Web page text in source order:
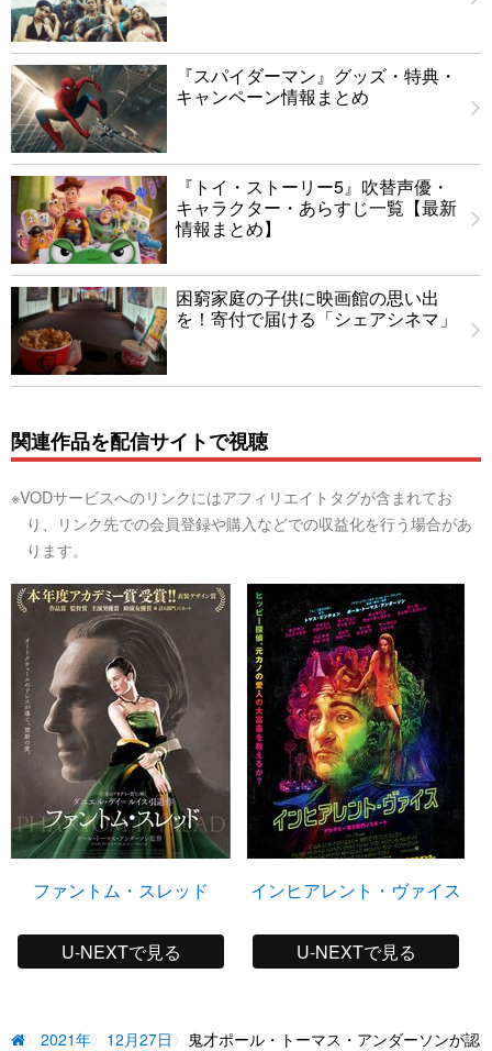
『スパイダーマン』グッズ・特典・
キャンペーン情報まとめ
『トイ・ストーリー5』吹替声優・
キャラクター・あらすじ一覧【最新
情報まとめ】
困窮家庭の子供に映画館の思い出
を！寄付で届ける「シェアシネマ」
関連作品を配信サイトで視聴
※VODサービスへのリンクにはアフィリエイトタグが含まれてお
り、リンク先での会員登録や購入などでの収益化を行う場合があ
ります。
ファントム・スレッド
U-NEXTで見る
インヒアレント・ヴァイス
U-NEXTで見る
2021年 12月27日 鬼才ポール・トーマス・アンダーソンが認